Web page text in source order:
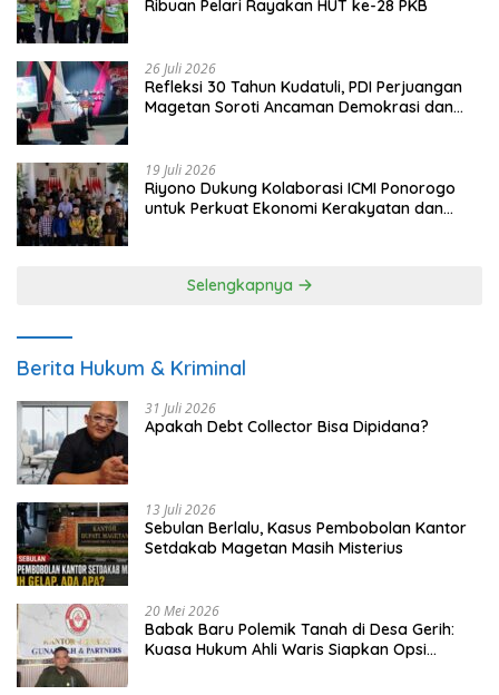
Ribuan Pelari Rayakan HUT ke-28 PKB
26 Juli 2026
Refleksi 30 Tahun Kudatuli, PDI Perjuangan
Magetan Soroti Ancaman Demokrasi dan
19 Juli 2026
Riyono Dukung Kolaborasi ICMI Ponorogo
untuk Perkuat Ekonomi Kerakyatan dan
Selengkapnya
Berita Hukum & Kriminal
31 Juli 2026
Apakah Debt Collector Bisa Dipidana?
13 Juli 2026
Sebulan Berlalu, Kasus Pembobolan Kantor
Setdakab Magetan Masih Misterius
20 Mei 2026
Babak Baru Polemik Tanah di Desa Gerih:
Kuasa Hukum Ahli Waris Siapkan Opsi